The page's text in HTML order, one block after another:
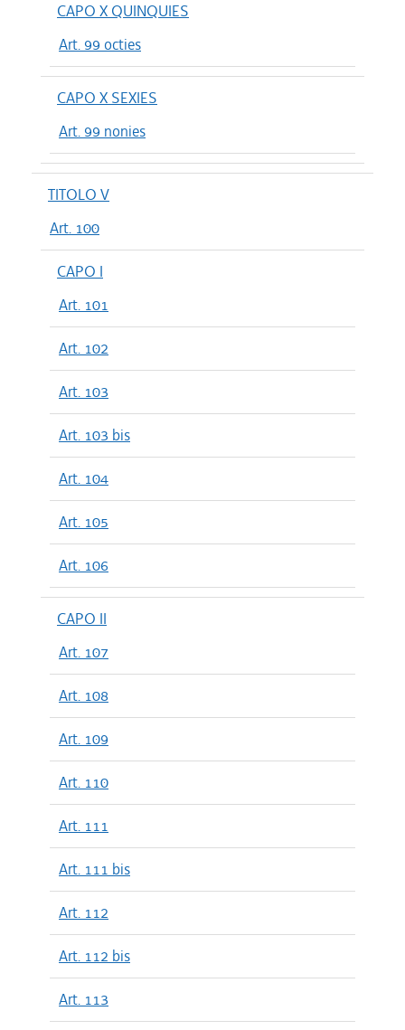
CAPO X QUINQUIES
Art. 99 octies
CAPO X SEXIES
Art. 99 nonies
TITOLO V
Art. 100
CAPO I
Art. 101
Art. 102
Art. 103
Art. 103 bis
Art. 104
Art. 105
Art. 106
CAPO II
Art. 107
Art. 108
Art. 109
Art. 110
Art. 111
Art. 111 bis
Art. 112
Art. 112 bis
Art. 113